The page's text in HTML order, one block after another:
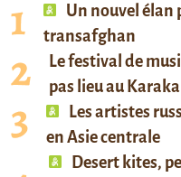
Un nouvel
transafghan
Le festival de
pas lieu au
Les artistes
en Asie centrale
Desert kites,